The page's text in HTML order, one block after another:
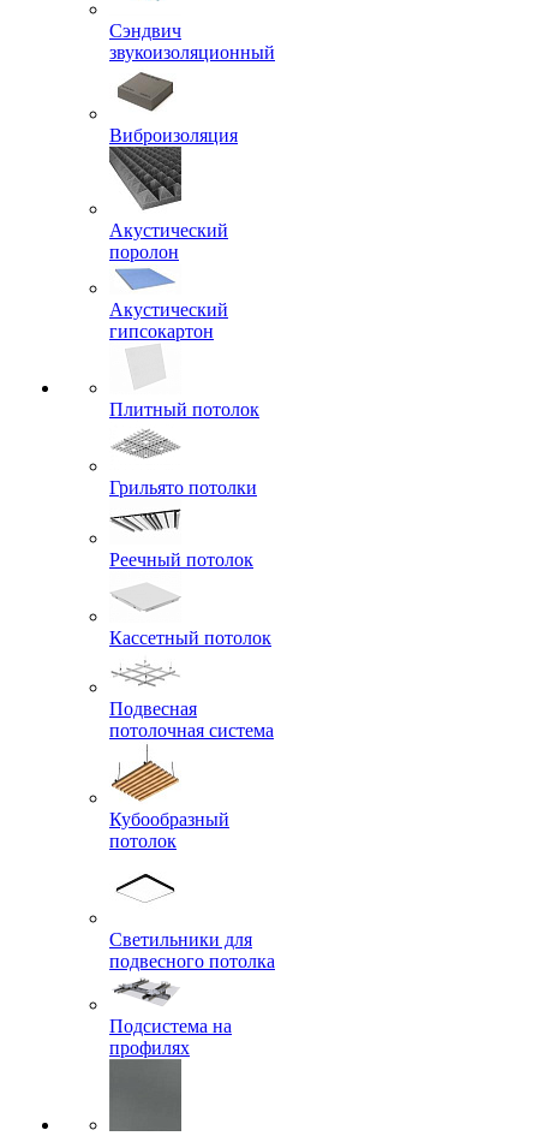
Сэндвич
звукоизоляционный
Виброизоляция
Акустический
поролон
Акустический
гипсокартон
Плитный потолок
Грильято потолки
Реечный потолок
Кассетный потолок
Подвесная
потолочная система
Кубообразный
потолок
Светильники для
подвесного потолка
Подсистема на
профилях